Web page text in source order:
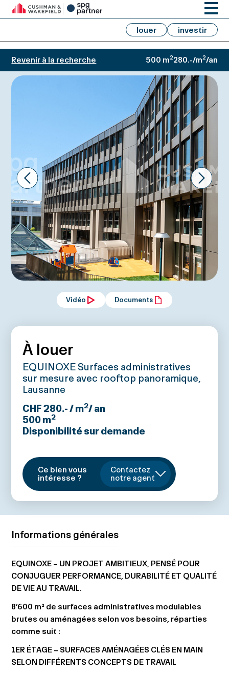
louer investir
Revenir à la recherche 500 m2280.-/m2/an
Prev Next
Vidéo Documents
À louer
EQUINOXE Surfaces administratives
sur mesure avec rooftop panoramique,
Lausanne
CHF 280.- / m2/ an
500m2
Disponibilité sur demande
Ce bien vous
intéresse ?
Contactez
notre agent
Informations générales
EQUINOXE – UN PROJET AMBITIEUX, PENSÉ POUR
CONJUGUER PERFORMANCE, DURABILITÉ ET QUALITÉ
DE VIE AU TRAVAIL.
8’600 m² de surfaces administratives modulables
brutes ou aménagées selon vos besoins, réparties
comme suit :
1ER ÉTAGE – SURFACES AMÉNAGÉES CLÉS EN MAIN
SELON DIFFÉRENTS CONCEPTS DE TRAVAIL